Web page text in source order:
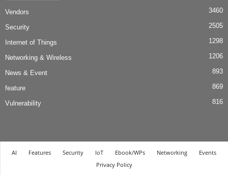
Vendors 3460
Security 2505
Internet of Things 1298
Networking & Wireless 1206
News & Event 893
feature 869
Vulnerability 816
AI Features Security IoT Ebook/WPs Networking
Events
Privacy Policy